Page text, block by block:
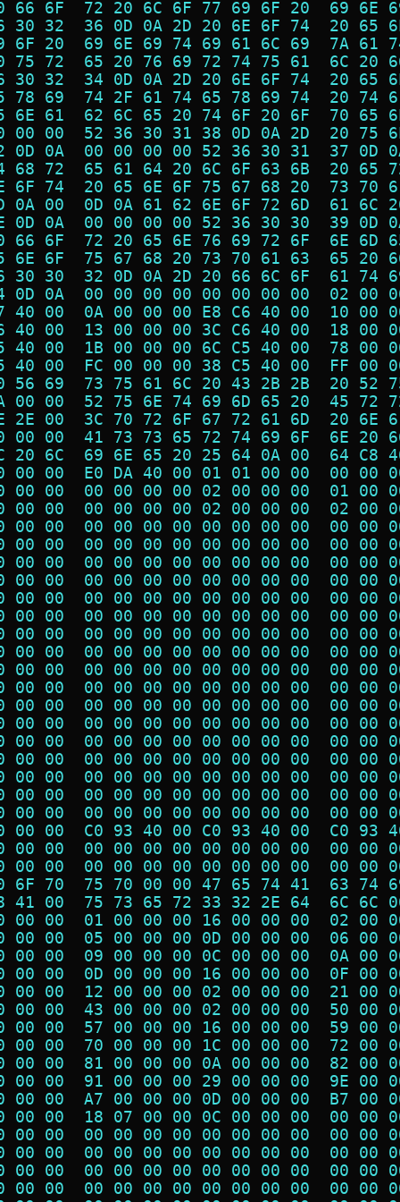
66 6F  72 20 6C 6F 77 69 6F 20  69
30 32  36 0D 0A 2D 20 6E 6F 74  20
6F 20  69 6E 69 74 69 61 6C 69  7A
75 72  65 20 76 69 72 74 75 61  6C
30 32  34 0D 0A 2D 20 6E 6F 74  20
78 69  74 2F 61 74 65 78 69 74  20
6E 61  62 6C 65 20 74 6F 20 6F  70
00 00  52 36 30 31 38 0D 0A 2D  20
0D 0A  00 00 00 00 52 36 30 31  37
68 72  65 61 64 20 6C 6F 63 6B  20
6F 74  20 65 6E 6F 75 67 68 20  73
0A 00  0D 0A 61 62 6E 6F 72 6D  61
0D 0A  00 00 00 00 52 36 30 30  39
66 6F  72 20 65 6E 76 69 72 6F  6E
6E 6F  75 67 68 20 73 70 61 63  65
30 30  32 0D 0A 2D 20 66 6C 6F  61
0D 0A  00 00 00 00 00 00 00 00  02
40 00  0A 00 00 00 E8 C6 40 00  10
40 00  13 00 00 00 3C C6 40 00  18
40 00  1B 00 00 00 6C C5 40 00  78
40 00  FC 00 00 00 38 C5 40 00  FF
56 69  73 75 61 6C 20 43 2B 2B  20
00 00  52 75 6E 74 69 6D 65 20  45
2E 00  3C 70 72 6F 67 72 61 6D  20
00 00  41 73 73 65 72 74 69 6F  6E
20 6C  69 6E 65 20 25 64 0A 00  64
00 00  E0 DA 40 00 01 01 00 00  00
00 00  00 00 00 00 02 00 00 00  01
00 00  00 00 00 00 02 00 00 00  02
00 00  00 00 00 00 00 00 00 00  00
00 00  00 00 00 00 00 00 00 00  00
00 00  00 00 00 00 00 00 00 00  00
00 00  00 00 00 00 00 00 00 00  00
00 00  00 00 00 00 00 00 00 00  00
00 00  00 00 00 00 00 00 00 00  00
00 00  00 00 00 00 00 00 00 00  00
00 00  00 00 00 00 00 00 00 00  00
00 00  00 00 00 00 00 00 00 00  00
00 00  00 00 00 00 00 00 00 00  00
00 00  00 00 00 00 00 00 00 00  00
00 00  00 00 00 00 00 00 00 00  00
00 00  00 00 00 00 00 00 00 00  00
00 00  00 00 00 00 00 00 00 00  00
00 00  00 00 00 00 00 00 00 00  00
00 00  00 00 00 00 00 00 00 00  00
00 00  00 00 00 00 00 00 00 00  00
00 00  C0 93 40 00 C0 93 40 00  C0
00 00  00 00 00 00 00 00 00 00  00
00 00  00 00 00 00 00 00 00 00  00
6F 70  75 70 00 00 47 65 74 41  63
41 00  75 73 65 72 33 32 2E 64  6C
00 00  01 00 00 00 16 00 00 00  02
00 00  05 00 00 00 0D 00 00 00  06
00 00  09 00 00 00 0C 00 00 00  0A
00 00  0D 00 00 00 16 00 00 00  0F
00 00  12 00 00 00 02 00 00 00  21
00 00  43 00 00 00 02 00 00 00  50
00 00  57 00 00 00 16 00 00 00  59
00 00  70 00 00 00 1C 00 00 00  72
00 00  81 00 00 00 0A 00 00 00  82
00 00  91 00 00 00 29 00 00 00  9E
00 00  A7 00 00 00 0D 00 00 00  B7
00 00  18 07 00 00 0C 00 00 00  00
00 00  00 00 00 00 00 00 00 00  00
00 00  00 00 00 00 00 00 00 00  00
00 00  00 00 00 00 00 00 00 00  00
00 00  00 00 00 00 00 00 00 00  00